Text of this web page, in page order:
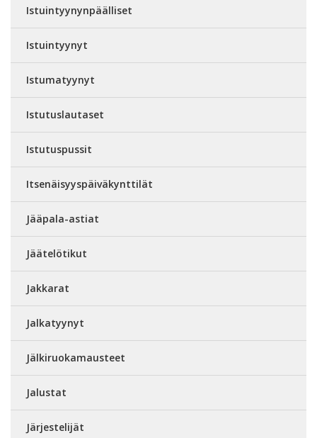
Istuintyynynpäälliset
Istuintyynyt
Istumatyynyt
Istutuslautaset
Istutuspussit
Itsenäisyyspäiväkynttilät
Jääpala-astiat
Jäätelötikut
Jakkarat
Jalkatyynyt
Jälkiruokamausteet
Jalustat
Järjestelijät